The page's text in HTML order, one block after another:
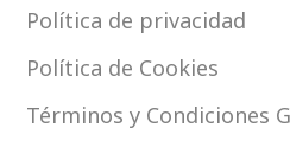
Política de privacidad
Política de Cookies
Términos y Condiciones